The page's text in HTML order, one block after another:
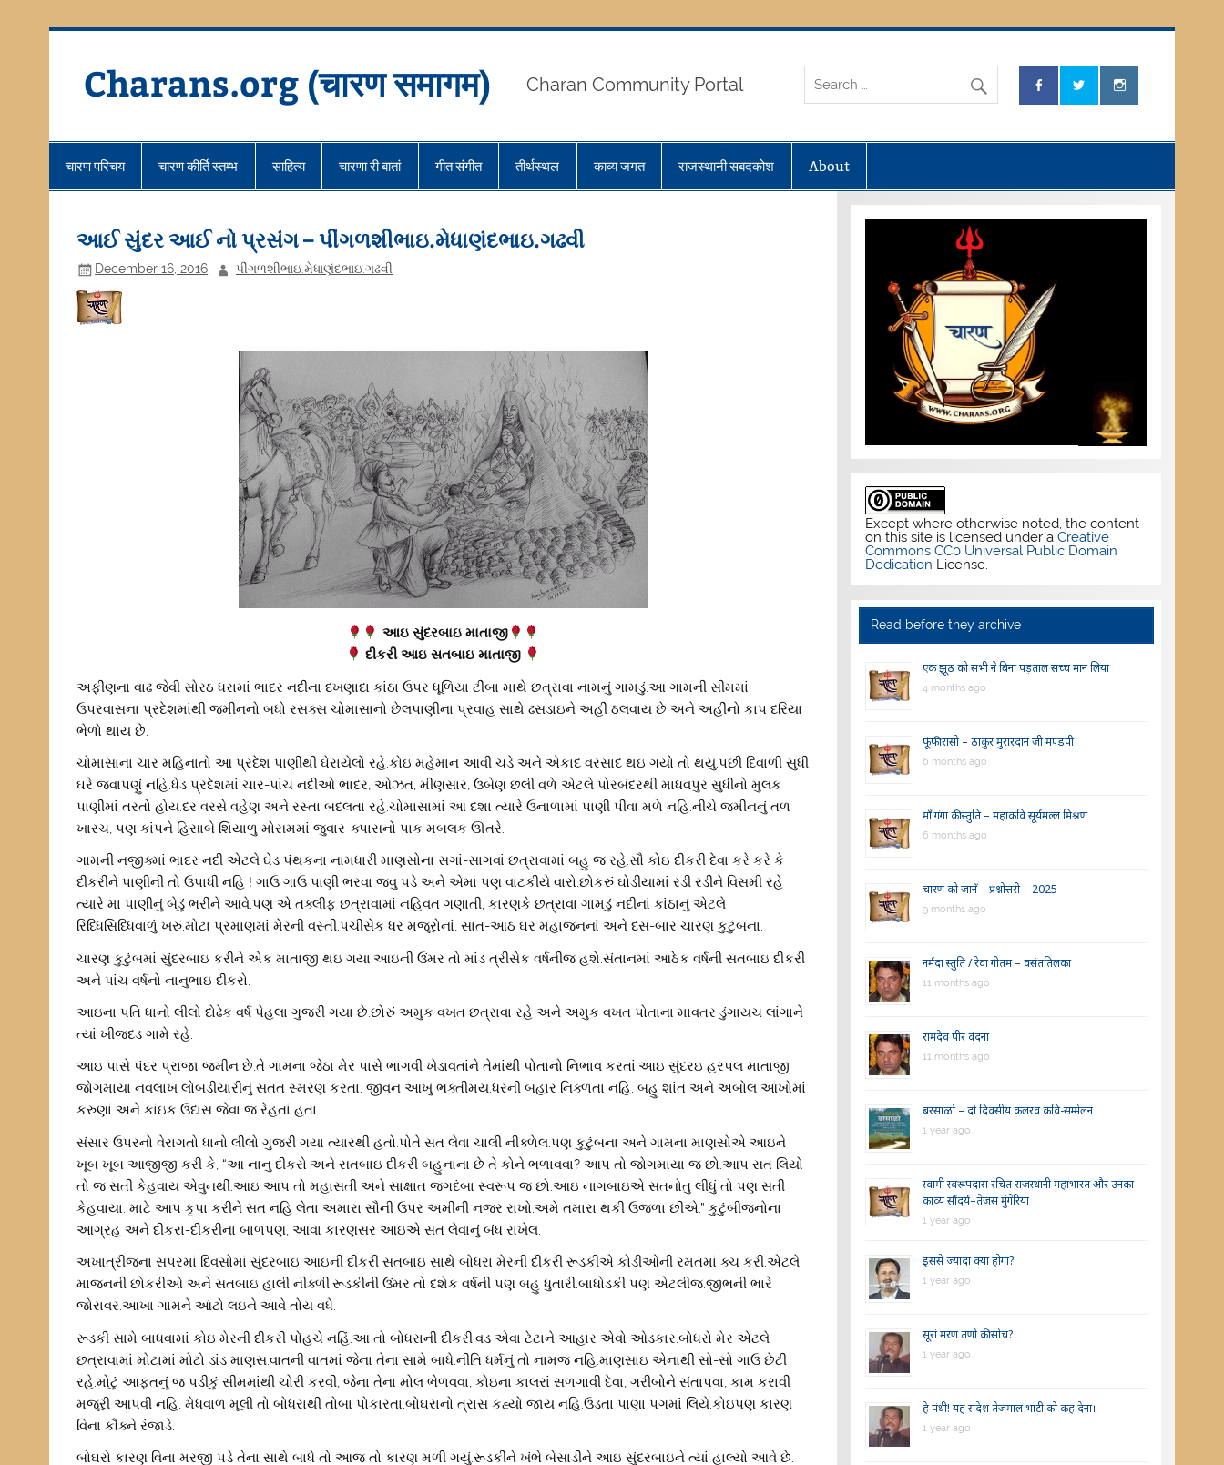
Charans.org (चारण समागम) Charan Community Portal
चारण परिचय चारण कीर्ति स्तम्भ साहित्य चारणा री बातां गीत संगीत तीर्थस्थल काव्य जगत राजस्थानी सबदकोश About
આઈ સુંદર આઈ નો પ્રસંગ – પીંગળશીભાઇ.મેધાણંદભાઇ.ગઢવી
December 16, 2016 પીંગળશીભાઇ.મેધાણંદભાઇ.ગઢવી
આઇ સુંદરબાઇ માતાજી
દીકરી આઇ સતબાઇ માતાજી
અફીણના વાઢ જેવી સોરઠ ધરામાં ભાદર નદીના દખણાદા કાંઠા ઉપર ધૂળિયા ટીંબા માથે છત્રાવા નામનું ગામડું.આ ગામની સીમમાં
ઉપરવાસના પ્રદેશમાંથી જમીનનો બધો રસક્સ ચોમાસાનો છેલપાણીના પ્રવાહ સાથે ઢસડાઇને અહીં ઠલવાય છે અને અહીંનો કાપ દરિયા
ભેળો થાય છે.
ચોમાસાના ચાર મહિનાતો આ પ્રદેશ પાણીથી ઘેરાયેલો રહે.કોઇ મહેમાન આવી ચડે અને એકાદ વરસાદ થઇ ગયો તો થયું.પછી દિવાળી સુધી
ઘરે જવાપણું નહિ.ધેડ પ્રદેશમાં ચાર-પાંચ નદીઓ ભાદર, ઓઝત, મીણસાર, ઉબેણ છલી વળે એટલે પોરબંદરથી માધવપુર સુધીનો મુલક
પાણીમાં તરતો હોય.દર વરસે વહેણ અને રસ્તા બદલતા રહે.ચોમાસામાં આ દશા ત્યારે ઉનાળામાં પાણી પીવા મળે નહિ.નીચે જમીનનું તળ
ખારચ, પણ કાંપને હિસાબે શિયાળુ મોસમમાં જુવાર-ક્પાસનો પાક મબલક ઊતરે.
ગામની નજીક્માં ભાદર નદી એટલે ઘેડ પંથકના નામધારી માણસોના સગાં-સાગવાં છત્રાવામાં બહુ જ રહે.સૌ કોઇ દીકરી દેવા કરે કરે કે
દીકરીને પાણીની તો ઉપાધી નહિ ! ગાઉ ગાઉ પાણી ભરવા જવુ પડે અને એમા પણ વાટકીયે વારો.છોકરું ઘોડીયામાં રડી રડીને વિસમી રહે
ત્યારે મા પાણીનું બેડું ભરીને આવે.પણ એ તક્લીફ છત્રાવામાં નહિવત ગણાતી, કારણકે છત્રાવા ગામડું નદીનાં કાંઠાનું એટલે
રિધ્ધિસિધ્ધિવાળું ખરું.મોટા પ્રમાણમાં મેરની વસ્તી.પચીસેક ધર મજૂરોનાં, સાત-આઠ ઘર મહાજનનાં અને દસ-બાર ચારણ કુટુંબના.
ચારણ કુટુંબમાં સુંદરબાઇ કરીને એક માતાજી થઇ ગયા.આઇની ઉંમર તો માંડ ત્રીસેક વર્ષનીજ હશે.સંતાનમાં આઠેક વર્ષની સતબાઇ દીકરી
અને પાંચ વર્ષનો નાનુભાઇ દીકરો.
આઇના પતિ ધાનો લીલો દોઢેક વર્ષ પેહલા ગુજરી ગયા છે.છોરું અમુક વખત છત્રાવા રહે અને અમુક વખત પોતાના માવતર ડુંગાયચ લાંગાને
ત્યાં ખીજદડ ગામે રહે.
આઇ પાસે પંદર પ્રાજા જમીન છે.તે ગામના જેઠા મેર પાસે ભાગવી ખેડાવતાંને તેમાંથી પોતાનો નિભાવ કરતાં.આઇ સુંદરઇ હરપલ માતાજી
જોગમાયા નવલાખ લોબડીયારીનું સતત સ્મરણ કરતા. જીવન આખું ભક્તીમય.ધરની બહાર નિક્ળતા નહિ. બહુ શાંત અને અબોલ આંખોમાં
કરુણાં અને કાંઇક ઉદાસ જેવા જ રેહતાં હતા.
સંસાર ઉપરનો વેરાગતો ધાનો લીલો ગુજરી ગયા ત્યારથી હતો.પોતે સત લેવા ચાલી નીક્ળેલ.પણ કુટુંબના અને ગામના માણસોએ આઇને
ખૂબ ખૂબ આજીજી કરી કે, “આ નાનુ દીકરો અને સતબાઇ દીકરી બહુનાના છે તે કોને ભળાવવા? આપ તો જોગમાયા જ છો.આપ સત લિયો
તો જ સતી કેહવાય એવુનથી.આઇ આપ તો મહાસતી અને સાક્ષાત જગદંબા સ્વરૂપ જ છો.આઇ નાગબાઇએ સતનોતુ લીધું તો પણ સતી
કેહવાયા. માટે આપ કૃપા કરીને સત નહિ લેતા અમારા સૌની ઉપર અમીની નજર રાખો.અમે તમારા થકી ઉજળા છીએ.” કુટુંબીજનોના
આગ્રહ અને દીકરા-દીકરીના બાળપણ, આવા કારણસર આઇએ સત લેવાનું બંધ રાખેલ.
અખાત્રીજના સપરમાં દિવસોમાં સુંદરબાઇ આઇની દીકરી સતબાઇ સાથે બોધરા મેરની દીકરી રૂડકીએ કોડીઓની રમતમાં ક્ચ કરી.એટલે
માજનની છોકરીઓ અને સતબાઇ હાલી નીક્ળી.રૂડકીની ઉંમર તો દશેક વર્ષની પણ બહુ ધુતારી.બાધોડકી પણ એટલીજ.જીભની ભારે
જોરાવર.આખા ગામને આંટો લઇને આવે તોય વધે.
રૂડકી સામે બાધવામાં કોઇ મેરની દીકરી પોંહચે નહિં.આ તો બોધરાની દીકરી.વડ એવા ટેટાને આહાર એવો ઓડકાર.બોધરો મેર એટલે
છત્રાવામાં મોટામાં મોટો ડાંડ માણસ.વાતની વાતમાં જેના તેના સામે બાધે.નીતિ ધર્મનું તો નામજ નહિ.માણસાઇ એનાથી સો-સો ગાઉ છેટી
રહે.મોટું આફ્તનું જ પડીકું સીમમાંથી ચોરી કરવી, જેના તેના મોલ ભેળવવા, કોઇના કાલરાં સળગાવી દેવા, ગરીબોને સંતાપવા, કામ કરાવી
મજૂરી આપવી નહિ, મેધવાળ મૂલી તો બોધરાથી તોબા પોકારતા.બોઘરાનો ત્રાસ કહ્યો જાય નહિ.ઉડતા પાણા પગમાં લિયે.કોઇપણ કારણ
વિના કૌક્ને રંજાડે.
બોઘરો કારણ વિના મરજી પડે તેના સાથે બાધે તો આજ તો કારણ મળી ગયું.રૂડકીને ખંભે બેસાડીને આઇ સુંદરબાઇને ત્યાં હાલ્યો આવે છે.
Except where otherwise noted, the content
on this site is licensed under a Creative
Commons CC0 Universal Public Domain
Dedication License.
Read before they archive
एक झूठ को सभी ने बिना पड़ताल सच्च मान लिया
4 months ago
फूंफी रासो – ठाकुर मुरारदान जी मण्डपी
6 months ago
माँ गंगा की स्तुति – महाकवि सूर्यमल्ल मिश्रण
6 months ago
चारण को जानें – प्रश्नोत्तरी – 2025
9 months ago
नर्मदा स्तुति / रेवा गीतम – वसंततिलका
11 months ago
रामदेव पीर वंदना
11 months ago
बरसाळो – दो दिवसीय कलरव कवि-सम्मेलन
1 year ago
स्वामी स्वरूपदास रचित राजस्थानी महाभारत और उनका
काव्य सौंदर्य–तेजस मुंगेरिया
1 year ago
इससे ज्यादा क्या होगा?
1 year ago
सूरां मरण तणो की सोच?
1 year ago
हे पंथी! यह संदेश तेजमाल भाटी को कह देना।
1 year ago